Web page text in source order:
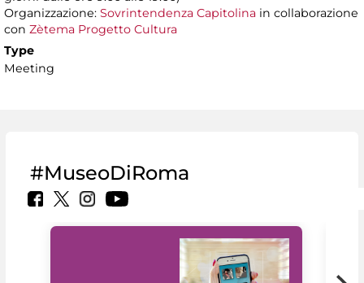
Organizzazione: Sovrintendenza Capitolina in collaborazione
con Zètema Progetto Cultura
Type
Meeting
#MuseoDiRoma